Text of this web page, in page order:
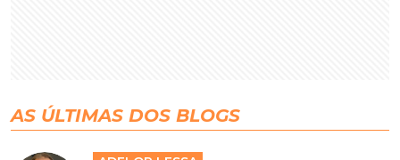
AS ÚLTIMAS DOS BLOGS